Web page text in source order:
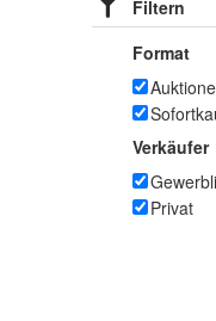
Filtern
Format
Verkäufer
Privat